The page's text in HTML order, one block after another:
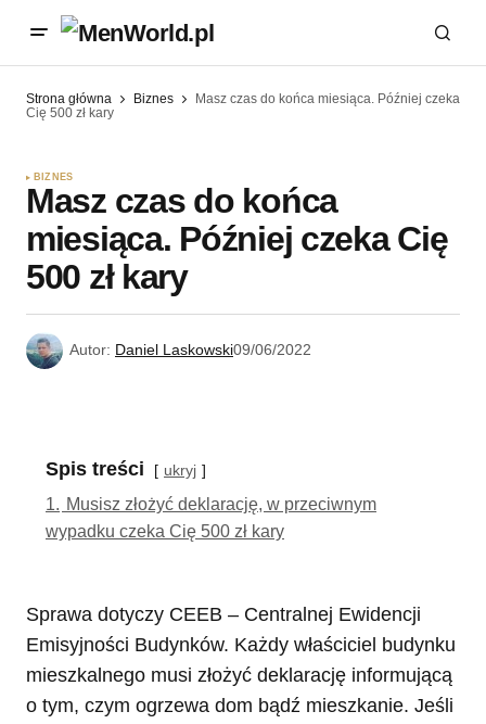
Strona główna Biznes
Masz czas do końca miesiąca. Później czeka
Cię 500 zł kary
BIZNES
Masz czas do końca
miesiąca. Później czeka Cię
500 zł kary
Autor: Daniel Laskowski09/06/2022
Spis treści ukryj
1. Musisz złożyć deklarację, w przeciwnym
wypadku czeka Cię 500 zł kary
Sprawa dotyczy CEEB – Centralnej Ewidencji
Emisyjności Budynków. Każdy właściciel budynku
mieszkalnego musi złożyć deklarację informującą
o tym, czym ogrzewa dom bądź mieszkanie. Jeśli